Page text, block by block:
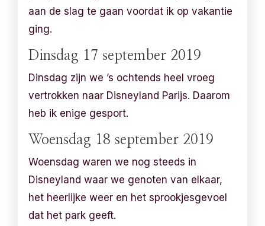
aan de slag te gaan voordat ik op vakantie
ging.
Dinsdag 17 september 2019
Dinsdag zijn we ’s ochtends heel vroeg
vertrokken naar Disneyland Parijs. Daarom
heb ik enige gesport.
Woensdag 18 september 2019
Woensdag waren we nog steeds in
Disneyland waar we genoten van elkaar,
het heerlijke weer en het sprookjesgevoel
dat het park geeft.